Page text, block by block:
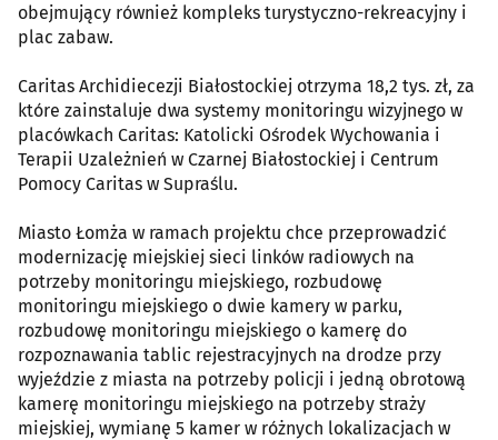
obejmujący również kompleks turystyczno-rekreacyjny i
plac zabaw.
Caritas Archidiecezji Białostockiej otrzyma 18,2 tys. zł, za
które zainstaluje dwa systemy monitoringu wizyjnego w
placówkach Caritas: Katolicki Ośrodek Wychowania i
Terapii Uzależnień w Czarnej Białostockiej i Centrum
Pomocy Caritas w Supraślu.
Miasto Łomża w ramach projektu chce przeprowadzić
modernizację miejskiej sieci linków radiowych na
potrzeby monitoringu miejskiego, rozbudowę
monitoringu miejskiego o dwie kamery w parku,
rozbudowę monitoringu miejskiego o kamerę do
rozpoznawania tablic rejestracyjnych na drodze przy
wyjeździe z miasta na potrzeby policji i jedną obrotową
kamerę monitoringu miejskiego na potrzeby straży
miejskiej, wymianę 5 kamer w różnych lokalizacjach w